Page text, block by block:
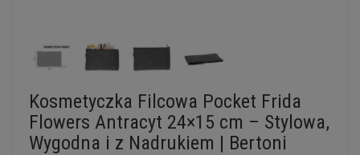
Kosmetyczka Filcowa Pocket Frida
Flowers Antracyt 24×15 cm – Stylowa,
Wygodna i z Nadrukiem | Bertoni